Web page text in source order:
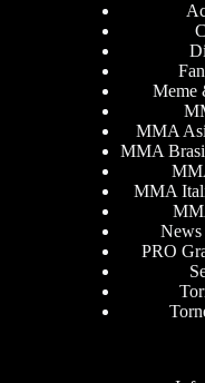
Meme
MMA
MMA
MMA
PRO